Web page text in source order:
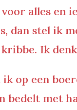
alles en
dan stel ik
Ik
ik op een
bedelt met